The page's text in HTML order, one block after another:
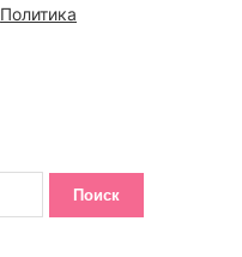
Политика